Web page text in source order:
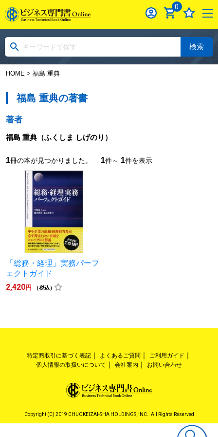
0
検索
HOME> 福島 重典
福島 重典の著書
著者
福島 重典（ふくしま しげのり）
1冊の本が見つかりました。 1件～ 1件を表示
「総務・経理」実務パーフ
ェクトガイド
2,420円 （税込）
特定商取引に基づく表記 よくあるご質問
ご利用ガイド
個人情報の取扱いについて
会社案内 お問い合わせ
Copyright (C) 2019 CHUOKEIZAI-SHA HOLDINGS, INC.. All Rights Reserved